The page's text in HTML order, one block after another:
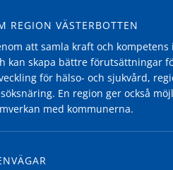
REGION VÄSTERBOTTEN
att samla kraft och
kan skapa bättre förutsättningar
för hälso- och sjukvård,
En region ger också
med kommunerna.